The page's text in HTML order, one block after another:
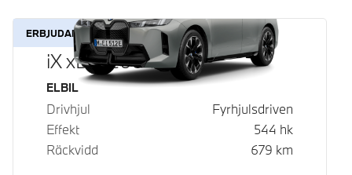
ERBJUDANDE
iX xDrive60
Bränsle
ELBIL
Drivhjul
Fyrhjulsdriven
Effekt
544 hk
Räckvidd
679 km